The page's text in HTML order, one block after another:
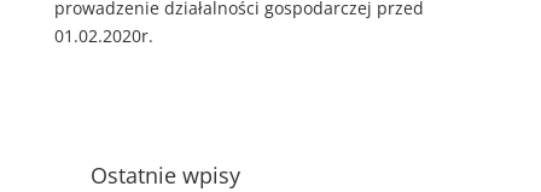
prowadzenie działalności gospodarczej przed
01.02.2020r.
Ostatnie wpisy